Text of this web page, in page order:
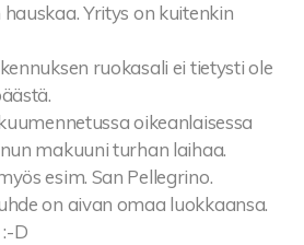
Yritys on kuitenkin
ruokasali ei tietysti ole
oikeanlaisessa
makuuni turhan laihaa.
esim. San Pellegrino.
on aivan omaa luokkaansa.
D